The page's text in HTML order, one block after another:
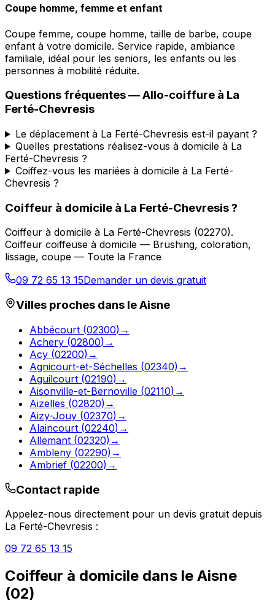
Coupe homme, femme et enfant
Coupe femme, coupe homme, taille de barbe, coupe
enfant à votre domicile. Service rapide, ambiance
familiale, idéal pour les seniors, les enfants ou les
personnes à mobilité réduite.
Questions fréquentes —Allo-coiffure à La
Ferté-Chevresis
Le déplacement à La Ferté-Chevresis est-il payant ?
Quelles prestations réalisez-vous à domicile à La
Ferté-Chevresis ?
Coiffez-vous les mariées à domicile à La Ferté-
Chevresis ?
Coiffeur à domicile à La Ferté-Chevresis?
Coiffeur à domicile à La Ferté-Chevresis (02270).
Coiffeur coiffeuse à domicile — Brushing, coloration,
lissage, coupe — Toute la France
09 72 65 13 15Demander un devis gratuit
Villes proches dans leAisne
Abbécourt (02300) →
Achery (02800) →
Acy (02200) →
Agnicourt-et-Séchelles (02340) →
Aguilcourt (02190) →
Aisonville-et-Bernoville (02110) →
Aizelles (02820) →
Aizy-Jouy (02370) →
Alaincourt (02240) →
Allemant (02320) →
Ambleny (02290) →
Ambrief (02200) →
Contact rapide
Appelez-nous directement pour un devis gratuit depuis
La Ferté-Chevresis :
09 72 65 13 15
Coiffeur à domicile dans le Aisne
(02)